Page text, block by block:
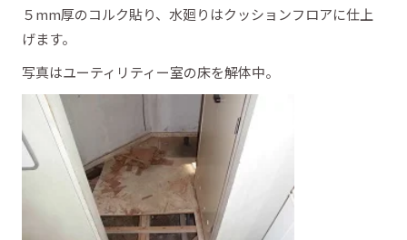
５mm厚のコルク貼り、水廻りはクッションフロアに仕上
げます。
写真はユーティリティー室の床を解体中。